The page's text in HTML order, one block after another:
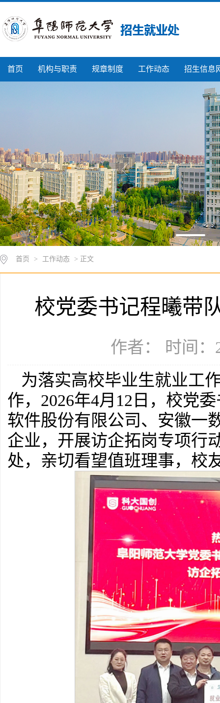
首页 机构与职责 规章制度 工作动态 招生信息
首页 > 工作动态 > 正文
校党委书记程曦带
作者： 时间：
为落实高校毕业生就业工
作，2026年4月12日，校党
软件股份有限公司、安徽一
企业，开展访企拓岗专项行
处，亲切看望值班理事，校